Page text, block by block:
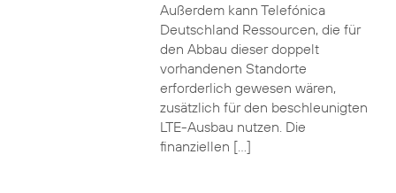
Außerdem kann Telefónica
Deutschland Ressourcen, die für
den Abbau dieser doppelt
vorhandenen Standorte
erforderlich gewesen wären,
zusätzlich für den beschleunigten
LTE-Ausbau nutzen. Die
finanziellen […]